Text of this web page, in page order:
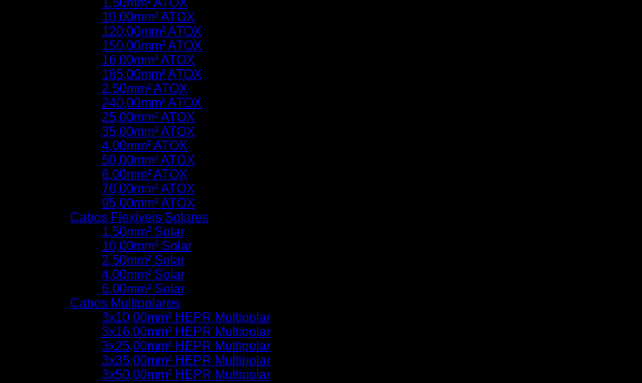
1,50mm² ATOX
10,00mm² ATOX
120,00mm² ATOX
150,00mm² ATOX
16,00mm² ATOX
185,00mm² ATOX
2,50mm² ATOX
240,00mm² ATOX
25,00mm² ATOX
35,00mm² ATOX
4,00mm² ATOX
50,00mm² ATOX
6,00mm² ATOX
70,00mm² ATOX
95,00mm² ATOX
Cabos Flexíveis Solares
1,50mm² Solar
10,00mm² Solar
2,50mm² Solar
4,00mm² Solar
6,00mm² Solar
Cabos Multipolares
3x10,00mm² HEPR Multipolar
3x16,00mm² HEPR Multipolar
3x25,00mm² HEPR Multipolar
3x35,00mm² HEPR Multipolar
3x50,00mm² HEPR Multipolar